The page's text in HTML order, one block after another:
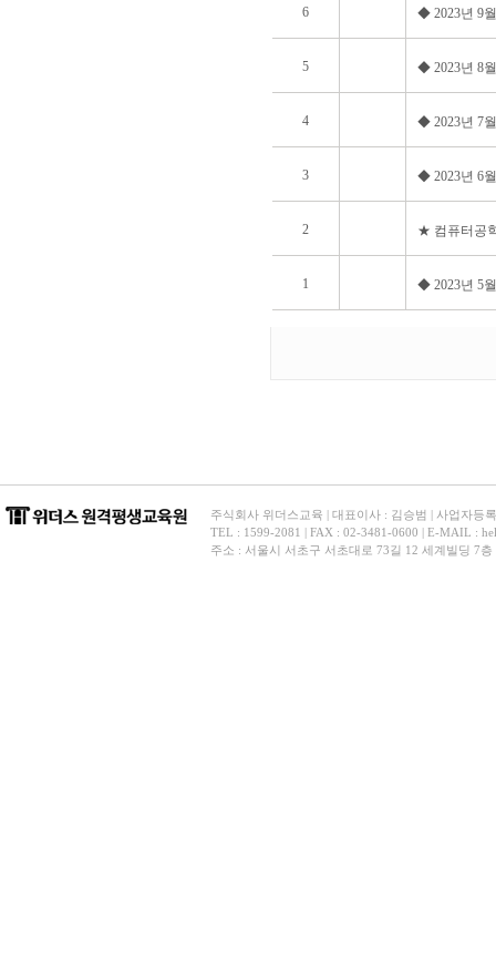
6 ◆ 2023년 9
5 ◆ 2023년 8
4 ◆ 2023년 7
3 ◆ 2023년 6
2 ★ 컴퓨터공
1 ◆ 2023년 5
주식회사 위더스교육 | 대표이사 : 김승범 | 사업자등
TEL : 1599-2081 | FAX : 02-3481-0600 | E-MAIL :
주소 : 서울시 서초구 서초대로 73길 12 세계빌딩 7층